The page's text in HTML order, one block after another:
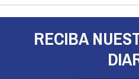
RECIBA